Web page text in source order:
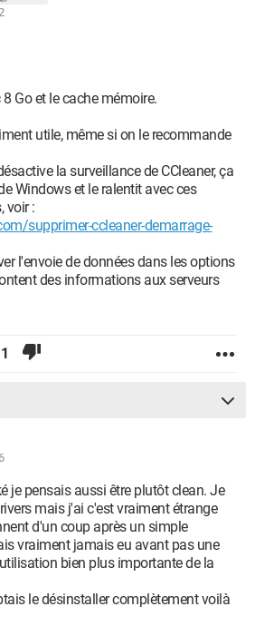
69.0.3686.77
Go et le cache mémoire.
utile, même si on le recommande
la surveillance de CCleaner, ça
Windows et le ralentit avec ces
voir :
supprimer-ccleaner-demarrage-
l'envoie de données dans les options
des informations aux serveurs
1
je pensais aussi être plutôt clean. Je
mais j'ai c'est vraiment étrange
d'un coup après un simple
vraiment jamais eu avant pas une
bien plus importante de la
le désinstaller complètement voilà